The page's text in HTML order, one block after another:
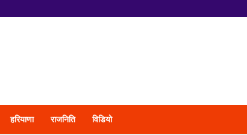
हरियाणा राजनिति विडियो